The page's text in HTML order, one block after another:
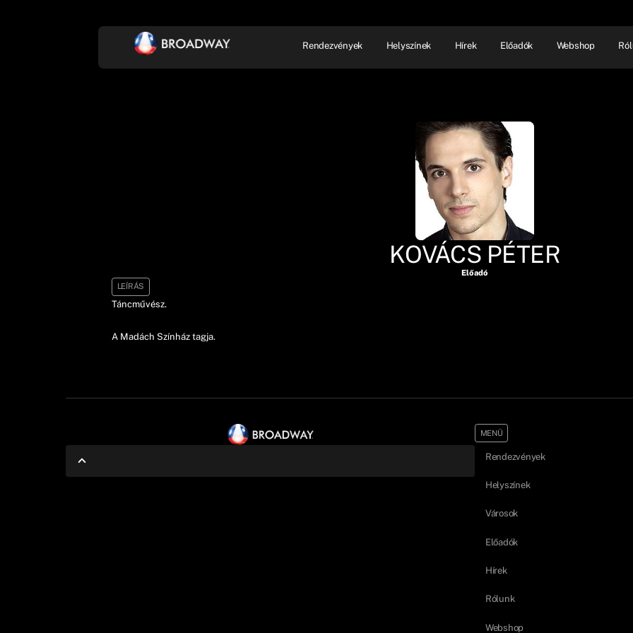
Rendezvények Helyszínek Hírek Előadók Webshop
KOVÁCS PÉTER
Előadó
LEÍRÁS
Táncművész.
A Madách Színház tagja.
MENÜ
Rendezvények
Helyszínek
Városok
Előadók
Hírek
Rólunk
Webshop